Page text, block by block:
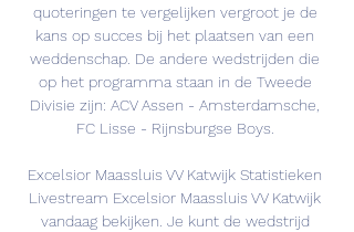
quoteringen te vergelijken vergroot je de
kans op succes bij het plaatsen van een
weddenschap. De andere wedstrijden die
op het programma staan in de Tweede
Divisie zijn: ACV Assen - Amsterdamsche,
FC Lisse - Rijnsburgse Boys.
Excelsior Maassluis VV Katwijk Statistieken
Livestream Excelsior Maassluis VV Katwijk
vandaag bekijken. Je kunt de wedstrijd